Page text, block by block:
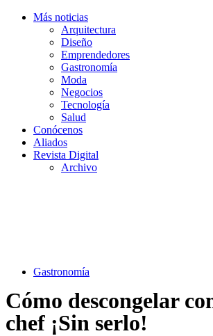
Más noticias
Arquitectura
Diseño
Emprendedores
Gastronomía
Moda
Negocios
Tecnología
Salud
Conócenos
Aliados
Revista Digital
Archivo
Gastronomía
Cómo descongelar
chef ¡Sin serlo!